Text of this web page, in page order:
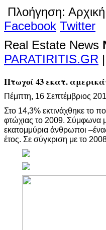
Πλοήγηση: Αρχική
Facebook Twitter
Real Estate News
PARATIRITIS.GR |
Πτωχοί 43 εκατ.
Πέμπτη, 16 Σεπτέμβριος
Στο 14,3% εκτινάχθηκε το
φτώχιας το 2009. Σύμφωνα
εκατομμύρια άνθρωποι
έτος. Σε σύγκριση με το